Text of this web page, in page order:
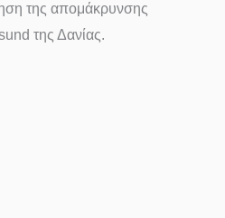
της απομάκρυνσης
της Δανίας.